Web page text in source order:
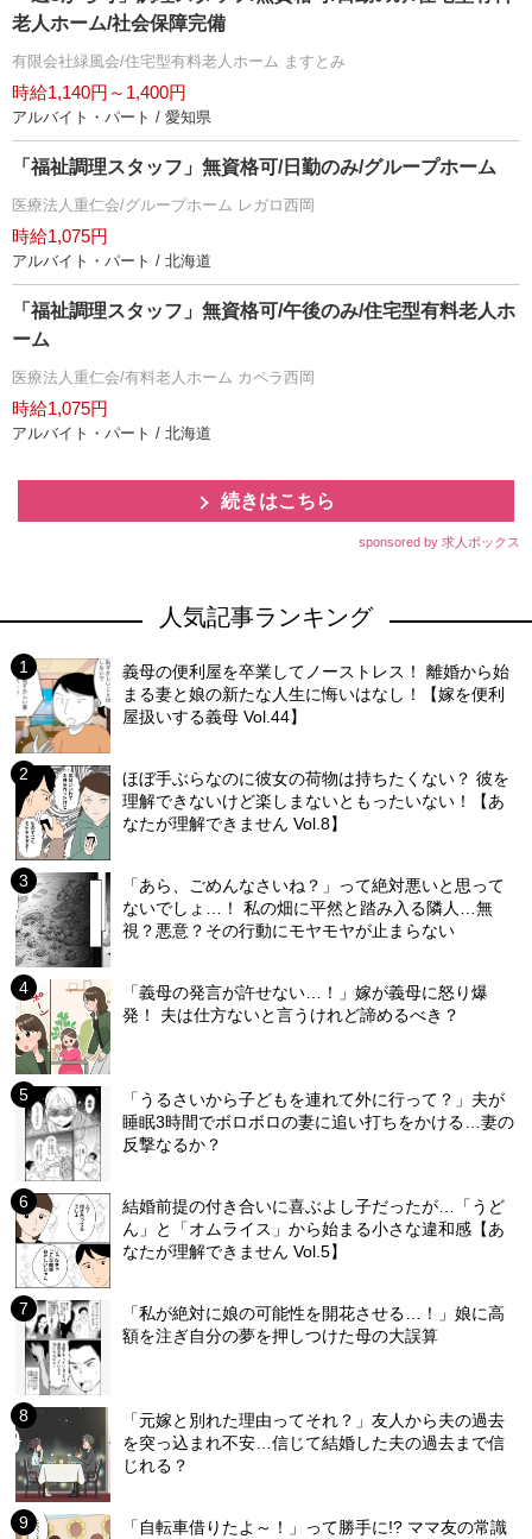
老人ホーム/社会保障完備
有限会社緑風会/住宅型有料老人ホーム ますとみ
時給1,140円～1,400円
アルバイト・パート / 愛知県
「福祉調理スタッフ」無資格可/日勤のみ/グループホーム
医療法人重仁会/グループホーム レガロ西岡
時給1,075円
アルバイト・パート / 北海道
「福祉調理スタッフ」無資格可/午後のみ/住宅型有料老人ホ
ーム
医療法人重仁会/有料老人ホーム カペラ西岡
時給1,075円
アルバイト・パート / 北海道
続きはこちら
sponsored by 求人ボックス
人気記事ランキング
義母の便利屋を卒業してノーストレス！ 離婚から始
まる妻と娘の新たな人生に悔いはなし！【嫁を便利
屋扱いする義母 Vol.44】
ほぼ手ぶらなのに彼女の荷物は持ちたくない？ 彼を
理解できないけど楽しまないともったいない！【あ
なたが理解できません Vol.8】
「あら、ごめんなさいね？」って絶対悪いと思って
ないでしょ…！ 私の畑に平然と踏み入る隣人…無
視？悪意？その行動にモヤモヤが止まらない
「義母の発言が許せない…！」嫁が義母に怒り爆
発！ 夫は仕方ないと言うけれど諦めるべき？
「うるさいから子どもを連れて外に行って？」夫が
睡眠3時間でボロボロの妻に追い打ちをかける…妻の
反撃なるか？
結婚前提の付き合いに喜ぶよし子だったが…「うど
ん」と「オムライス」から始まる小さな違和感【あ
なたが理解できません Vol.5】
「私が絶対に娘の可能性を開花させる…！」娘に高
額を注ぎ自分の夢を押しつけた母の大誤算
「元嫁と別れた理由ってそれ？」友人から夫の過去
を突っ込まれ不安…信じて結婚した夫の過去まで信
じれる？
「自転車借りたよ～！」って勝手に!? ママ友の常識